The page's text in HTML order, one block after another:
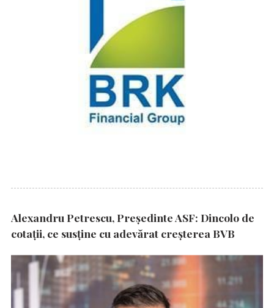
Alexandru Petrescu, Președinte ASF: Dincolo de
cotații, ce susține cu adevărat creșterea BVB